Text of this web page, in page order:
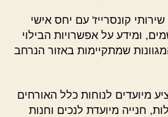
קונסרייז' עם יחס אישי
ומידע על אפשרויות הבילוי
שמתקיימות באזור הנרחב
מיועדים לנוחות כלל האורחים
חנייה מיועדת לנכים וחנות